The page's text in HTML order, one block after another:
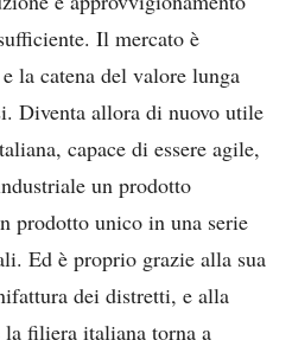
Il mercato è
la catena del valore lunga
Diventa allora di nuovo utile
capace di essere agile,
un prodotto
prodotto unico in una serie
Ed è proprio grazie alla sua
dei distretti, e alla
filiera italiana torna a